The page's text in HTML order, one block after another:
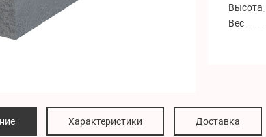
Высота
Вес
Характеристики Доставка